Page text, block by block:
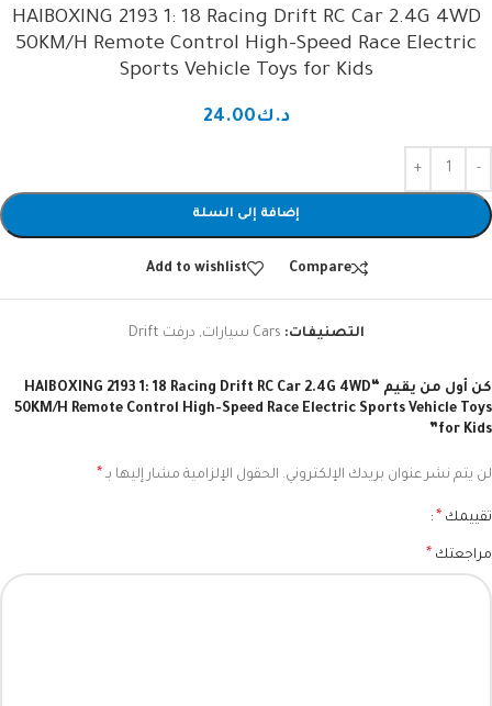
HAIBOXING 2193 1: 18 Racing Drift RC Car 2.4G 4WD
50KM/H Remote Control High-Speed Race Electric
Sports Vehicle Toys for Kids
د.ك24.00
إضافة إلى السلة
Compare
Add to wishlist
التصنيفات: Cars سيارات , درفت Drift
كن أول من يقيم “HAIBOXING 2193 1: 18 Racing Drift RC Car 2.4G 4WD
50KM/H Remote Control High-Speed Race Electric Sports Vehicle Toys
for Kids”
لن يتم نشر عنوان بريدك الإلكتروني. الحقول الإلزامية مشار إليها بـ *
تقييمك *
مراجعتك *